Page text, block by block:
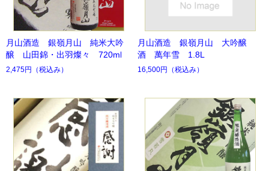
月山酒造 銀嶺月山 純米大吟
醸 山田錦・出羽燦々 720ml
2,475円 （税込み）
月山酒造 銀嶺月山 大吟醸
酒 萬年雪 1.8L
16,500円 （税込み）